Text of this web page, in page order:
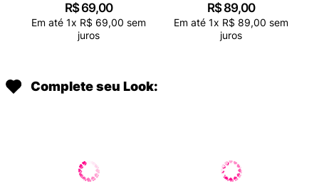
R$ 69,00
Em até 1x R$ 69,00 sem
juros
R$ 89,00
Em até 1x R$ 89,00 sem
juros
Complete seu Look: